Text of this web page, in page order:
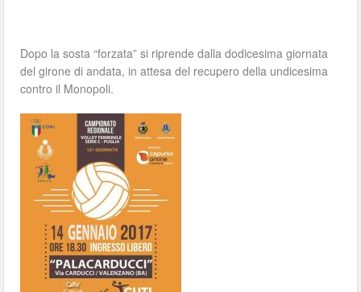
Dopo la sosta “forzata” si riprende dalla dodicesima giornata
del girone di andata, in attesa del recupero della undicesima
contro il Monopoli.